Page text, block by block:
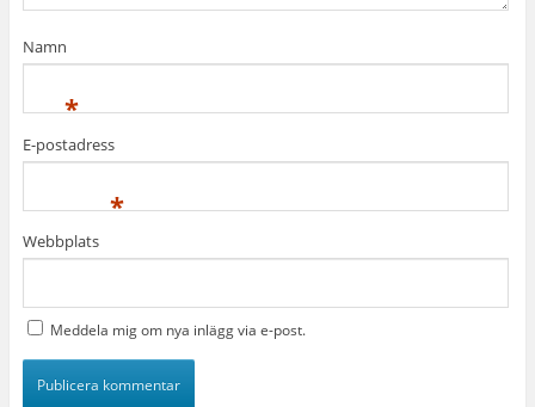
Namn
*
E-postadress
*
Webbplats
Meddela mig om nya inlägg via e-post.